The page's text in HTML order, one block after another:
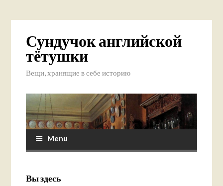
Сундучок английской
тётушки
Вещи, хранящие в себе историю
Menu
Вы здесь